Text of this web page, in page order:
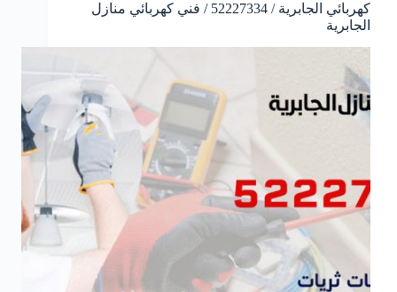
كهربائي الجابرية / 52227334 / فني كهربائي منازل
الجابرية